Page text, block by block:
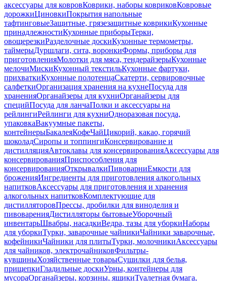
аксессуары для ковровКоврики, наборы ковриковКовровые
дорожкиЦиновкиПокрытия напольные
тафтинговыеЗащитные, грязезащитные коврикиКухонные
принадлежностиКухонные приборыТерки,
овощерезкиРазделочные доскиКухонные термометры,
таймерыДуршлаги, сита, воронкиФормы, приборы для
приготовленияМолотки для мяса, тендерайзерыКухонные
мелочиМискиКухонный текстильКухонные фартуки,
прихваткиКухонные полотенцаСкатерти, сервировочные
салфеткиОрганизация хранения на кухнеПосуда для
храненияОрганайзеры для кухниОрганайзеры для
специйПосуда для ланчаПолки и аксессуары на
рейлингиРейлинги для кухниОдноразовая посуда,
упаковкаВакуумные пакеты,
контейнерыБакалеяКофеЧайЦикорий, какао, горячий
шоколадСиропы и топпингиКонсервирование и
дистилляцияАвтоклавы для консервированияАксессуары для
консервированияПриспособления для
консервированияОткрывалкиПивоварниЕмкости для
броженияИнгредиенты для приготовления алкогольных
напитковАксессуары для приготовления и хранения
алкогольных напитковКомплектующие для
дистилляторовПрессы, дробилки для виноделия и
пивоваренияДистилляторы бытовыеУборочный
инвентарьШвабры, насадкиВедра, тазы для уборкиНаборы
для уборкиТурки, заварочные чайникиЧайники заварочные,
кофейникиЧайники для плитыТурки, молочникиАксессуары
для чайников, электрочайниковФильтры-
кувшиныХозяйственные товарыСушилки для белья,
прищепкиГладильные доскиУрны, контейнеры для
мусораОрганайзеры, корзины, ящикиТуалетная бумага,